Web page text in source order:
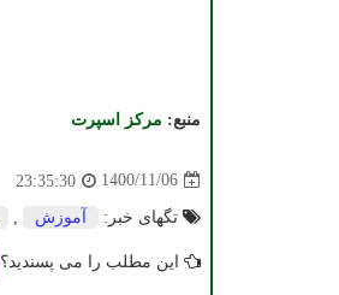
منبع: مركز اسپرت
1400/11/06
23:35:30
تگهای خبر: آموزش
این مطلب را می پسندید؟